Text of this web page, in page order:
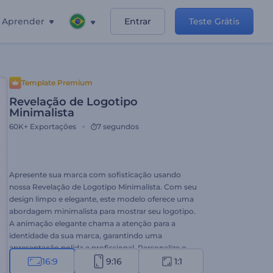
Aprender Entrar Teste Grátis
Template Premium
Revelação de Logotipo
Minimalista
60K+ Exportações 7 segundos
Apresente sua marca com sofisticação usando
nossa Revelação de Logotipo Minimalista. Com seu
design limpo e elegante, este modelo oferece uma
abordagem minimalista para mostrar seu logotipo.
A animação elegante chama a atenção para a
identidade da sua marca, garantindo uma
apresentação polida e profissional. Personalize o
modelo com seu logotipo, slogan e música de
16:9 9:16 1:1